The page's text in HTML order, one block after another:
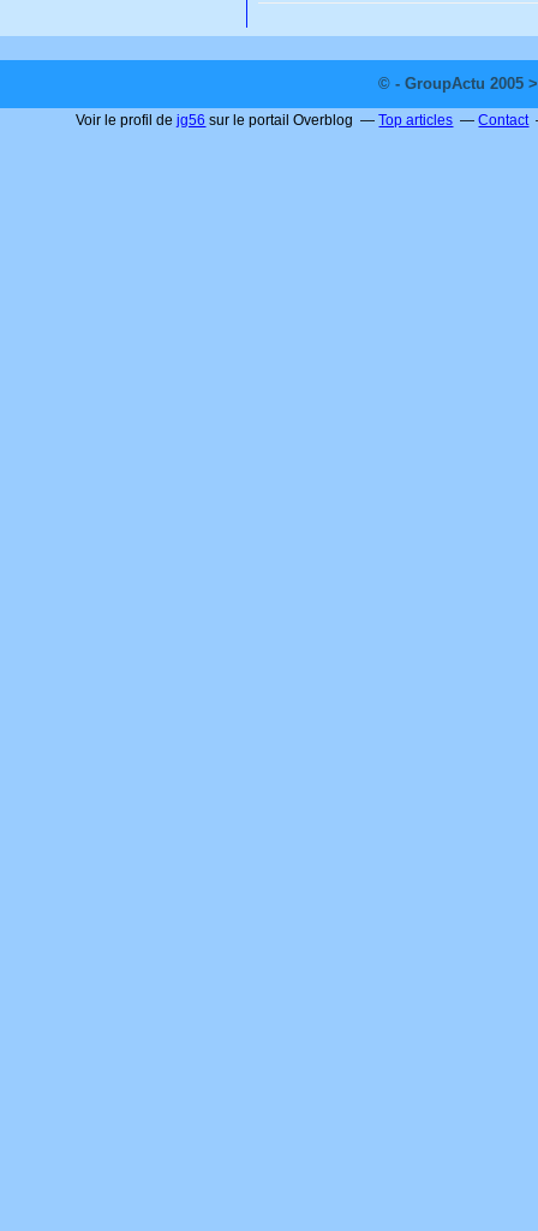
© - GroupActu 2005
Voir le profil dejg56 sur le portail Overblog Top articles Contact